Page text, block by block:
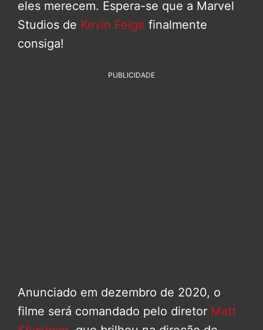
eles merecem. Espera-se que a Marvel
Studios de Kevin Feige finalmente
consiga!
PUBLICIDADE
Anunciado em dezembro de 2020, o
filme será comandado pelo diretor Matt